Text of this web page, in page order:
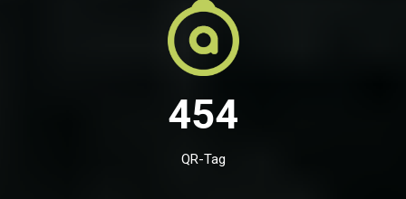
454
QR-Tag